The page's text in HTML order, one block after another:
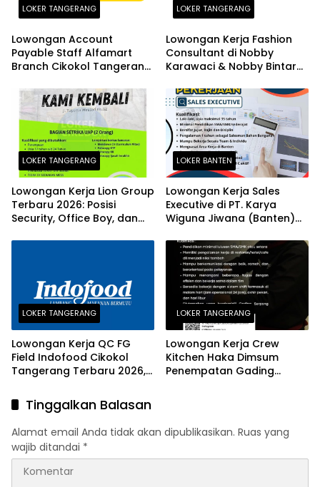
LOKER TANGERANG
Lowongan Account
Payable Staff Alfamart
Branch Cikokol Tangerang
LOKER TANGERANG
Lowongan Kerja Fashion
Consultant di Nobby
Karawaci & Nobby Bintaro
LOKER TANGERANG
Lowongan Kerja Lion Group
Terbaru 2026: Posisi
Security, Office Boy, dan
LOKER BANTEN
Lowongan Kerja Sales
Executive di PT. Karya
Wiguna Jiwana (Banten)
LOKER TANGERANG
Lowongan Kerja QC FG
Field Indofood Cikokol
Tangerang Terbaru 2026,
Daftar!
LOKER TANGERANG
Lowongan Kerja Crew
Kitchen Haka Dimsum
Penempatan Gading
Tinggalkan Balasan
Alamat email Anda tidak akan dipublikasikan. Ruas yang
wajib ditandai *